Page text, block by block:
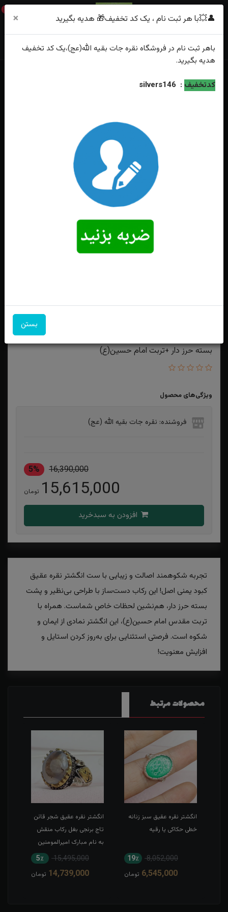
0
خانه
فهرست محصولات
ست انگشتر نقره عقیق کبود یمنی اصل رکاب دست ساز پشت بسته حرز دار
ست انگشتر نقره عقیق کبود یمنی اصل رکاب دست ساز پشت
بسته حرز دار +تربت امام حسین(ع)
ویژگی‌های محصول
فروشنده: نقره جات بقیه الله (عج)
16,390,000
5%
15,615,000 تومان
تجربه‌ شکوهمند اصالت و زیبایی با ست انگشتر نقره عقیق
کبود یمنی اصل! این رکاب دست‌ساز با طراحی‌ بی‌نظیر و پشت
بسته حرز دار، هم‌نشین لحظات خاص شماست. همراه با
تربت مقدس امام حسین(ع)، این انگشتر نمادی از ایمان و
شکوه است. فرصتی استثنایی برای به‌روز کردن استایل و
افزایش معنویت!
محصولات مرتبط
انگشتر نقره عقیق سبز زنانه
خطی حکاکی یا رقیه
8,052,000 19٪
6,545,000 تومان
انگشتر نقره عقیق شجر قائن
تاج برنجی بغل رکاب منقش
به نام مبارک امیرالمومنین
15,495,000 5٪
14,739,000 تومان
👤💥با هر ثبت نام ، یک کد تخفیف🎁 هدیه بگیرید ×
باهر ثبت نام در فروشگاه نقره جات بقیه الله(عج)،یک کد تخفیف
هدیه بگیرید.
کدتخفیف :
silvers146
بستن